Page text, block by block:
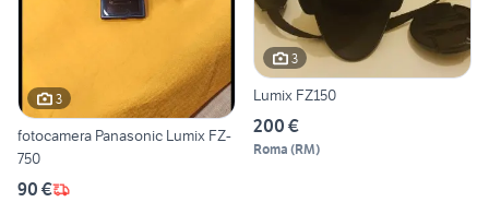
3
fotocamera Panasonic Lumix FZ-
750
90 €
3
Lumix FZ150
200 €
Roma (RM)